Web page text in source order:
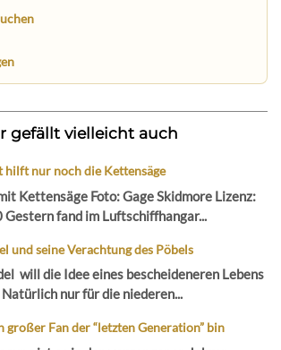
gefällt vielleicht auch
hilft nur noch die Kettensäge
Kettensäge Foto: Gage Skidmore Lizenz:
Gestern fand im Luftschiffhangar...
und seine Verachtung des Pöbels
will die Idee eines bescheideneren Lebens
nur für die niederen...
großer Fan der “letzten Generation” bin